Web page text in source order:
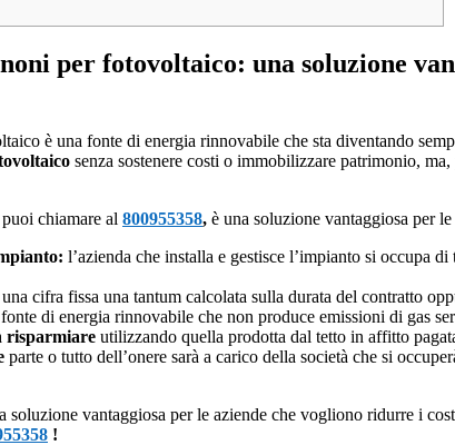
per fotovoltaico: una soluzione
è una fonte di energia rinnovabile che sta diventando
senza sostenere costi o immobilizzare patrimonio,
chiamare al 800955358, è una soluzione vantaggiosa per
l’azienda che installa e gestisce l’impianto si occupa
cifra fissa una tantum calcolata sulla durata del contratto
di energia rinnovabile che non produce emissioni di gas
risparmiare utilizzando quella prodotta dal tetto in affitto
parte o tutto dell’onere sarà a carico della società che si
soluzione vantaggiosa per le aziende che vogliono ridurre i
!